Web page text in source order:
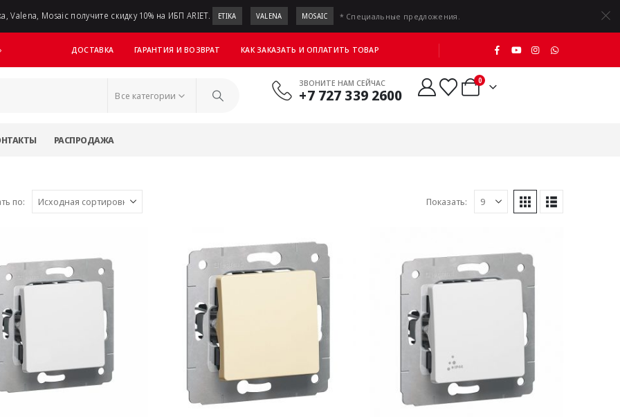
Valena, Mosaic получите скидку 10% на ИБП ARIET. ETIKA VALENA MOSAIC * Специальные предложения.
ДОСТАВКА ГАРАНТИЯ И ВОЗВРАТ КАК ЗАКАЗАТЬ И ОПЛАТИТЬ ТОВАР
Все категории
ЗВОНИТЕ НАМ СЕЙЧАС
+7 727 339 2600
0
РАСПРОДАЖА
по: Показать: